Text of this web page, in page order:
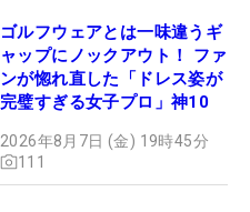
ゴルフウェアとは一味違うギ
ャップにノックアウト！ ファ
ンが惚れ直した「ドレス姿が
完璧すぎる女子プロ」神10
2026年8月7日 (金) 19時45分
111